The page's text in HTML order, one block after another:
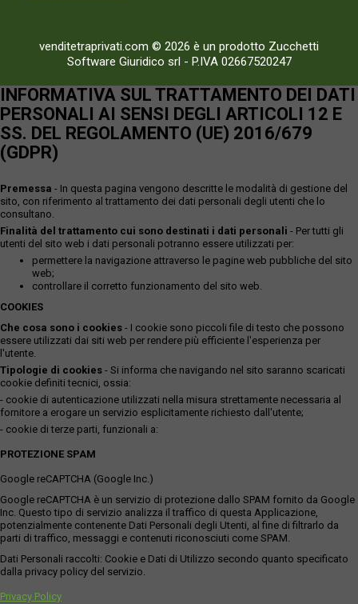
venditetraprivati.com © 2026 è un prodotto Zucchetti
Software Giuridico srl - P.IVA 02667520247
INFORMATIVA SUL TRATTAMENTO DEI DATI
PERSONALI AI SENSI DEGLI ARTICOLI 12 E
SS. DEL REGOLAMENTO (UE) 2016/679
(GDPR)
Premessa - In questa pagina vengono descritte le modalità di gestione del
sito, con riferimento al trattamento dei dati personali degli utenti che lo
consultano.
Finalità del trattamento cui sono destinati i dati personali - Per tutti gli
utenti del sito web i dati personali potranno essere utilizzati per:
permettere la navigazione attraverso le pagine web pubbliche del sito
web;
controllare il corretto funzionamento del sito web.
COOKIES
Che cosa sono i cookies - I cookie sono piccoli file di testo che possono
essere utilizzati dai siti web per rendere più efficiente l'esperienza per
l'utente.
Tipologie di cookies - Si informa che navigando nel sito saranno scaricati
cookie definiti tecnici, ossia:
- cookie di autenticazione utilizzati nella misura strettamente necessaria al
fornitore a erogare un servizio esplicitamente richiesto dall'utente;
- cookie di terze parti, funzionali a:
PROTEZIONE SPAM
Google reCAPTCHA (Google Inc.)
Google reCAPTCHA è un servizio di protezione dallo SPAM fornito da Google
Inc. Questo tipo di servizio analizza il traffico di questa Applicazione,
potenzialmente contenente Dati Personali degli Utenti, al fine di filtrarlo da
parti di traffico, messaggi e contenuti riconosciuti come SPAM.
Dati Personali raccolti: Cookie e Dati di Utilizzo secondo quanto specificato
dalla privacy policy del servizio.
Privacy Policy